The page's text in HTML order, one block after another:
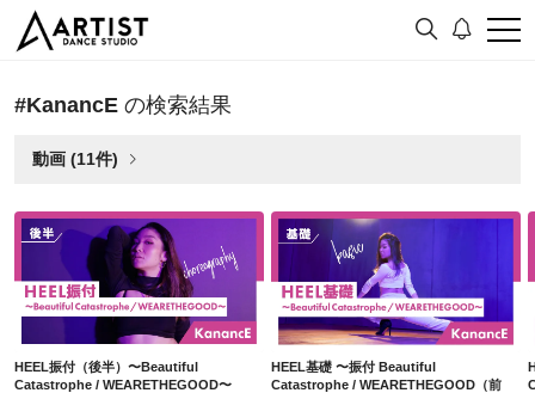
#KanancE の検索結果
動画 (11件)
HEEL振付（後半）〜Beautiful
Catastrophe / WEARETHEGOOD〜
HEEL基礎 〜振付 Beautiful
Catastrophe / WEARETHEGOOD（前